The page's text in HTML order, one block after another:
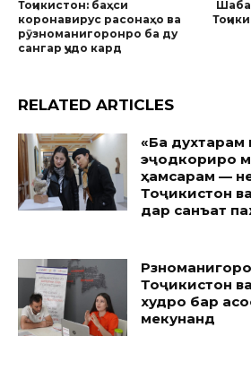
Тоҷикистон: баҳси
коронавирус расонаҳо ва
рӯзноманигоронро ба ду
сангар ҷудо кард
RELATED ARTICLES
«Ба духтарам
эҷодкориро
ҳамсарам —
Тоҷикистон
дар санъат
Тоҷикистон
худро бар
мекунанд